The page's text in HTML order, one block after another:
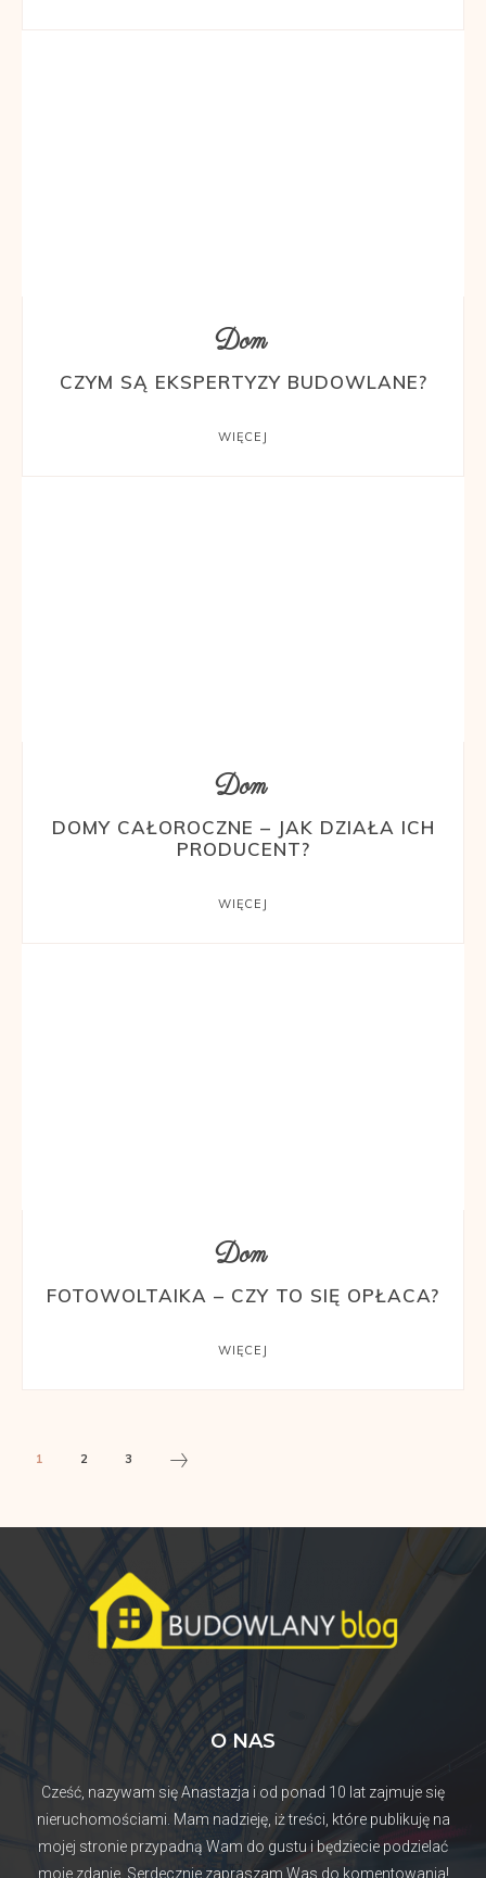
Dom
CZYM SĄ EKSPERTYZY BUDOWLANE?
WIĘCEJ
Dom
DOMY CAŁOROCZNE – JAK DZIAŁA ICH
PRODUCENT?
WIĘCEJ
Dom
FOTOWOLTAIKA – CZY TO SIĘ OPŁACA?
WIĘCEJ
1 2 3
O NAS
Cześć, nazywam się Anastazja i od ponad 10 lat zajmuje się
nieruchomościami. Mam nadzieję, iż treści, które publikuję na
mojej stronie przypadną Wam do gustu i będziecie podzielać
moje zdanie. Serdecznie zapraszam Was do komentowania!